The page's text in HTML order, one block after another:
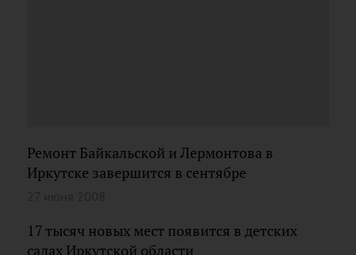
Ремонт Байкальской и Лермонтова в
Иркутске завершится в сентябре
17 тысяч новых мест появится в детских
садах Иркутской области